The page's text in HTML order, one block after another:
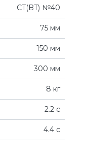
CT(BT) №40
75 мм
150 мм
300 мм
8 кг
2.2 с
4.4 с